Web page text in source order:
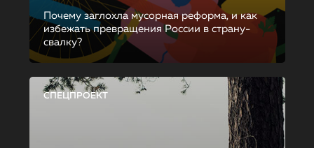
Почему заглохла мусорная реформа, и как
избежать превращения России в страну-
свалку?
СПЕЦПРОЕКТ